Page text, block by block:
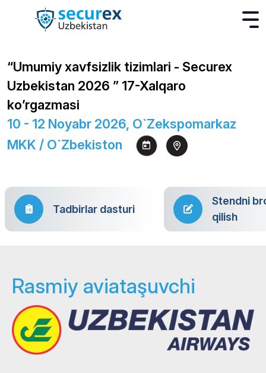
“Umumiy xavfsizlik tizimlari - Securex
Uzbekistan 2026 ” 17-Xalqaro
ko’rgazmasi
10 - 12 Noyabr 2026, O`zekspomarkaz
MKK / O`zbekiston
Tadbirlar dasturi
Stendni
qilish
Rasmiy aviataşuvchi